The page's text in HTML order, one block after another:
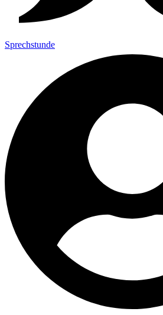
Sprechstunde